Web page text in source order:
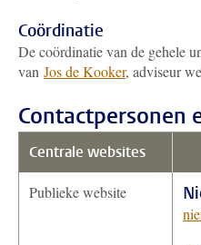
Coördinatie
De coördinatie van de gehele
van Jos de Kooker, adviseur
Contactpersonen
Centrale websites
Publieke website